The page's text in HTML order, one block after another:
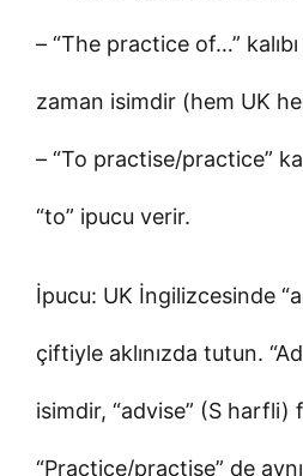
– “The practice of…”
zaman isimdir (hem UK
– “To practise/practice”
“to” ipucu verir.
İpucu: UK İngilizcesinde
çiftiyle aklınızda tutun.
isimdir, “advise” (S harfli)
“Practice/practise” de